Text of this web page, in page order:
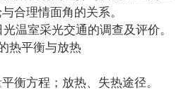
合理情面角的关系。
室采光交通的调查及评价。
平衡与放热
方程；放热、失热途径。